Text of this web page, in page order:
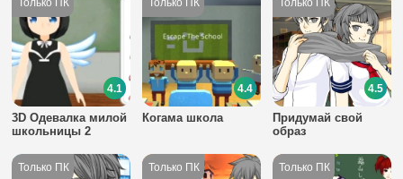
3D Одевалка милой
школьницы 2
4.1
Когама школа
4.4
Придумай свой
образ
4.5